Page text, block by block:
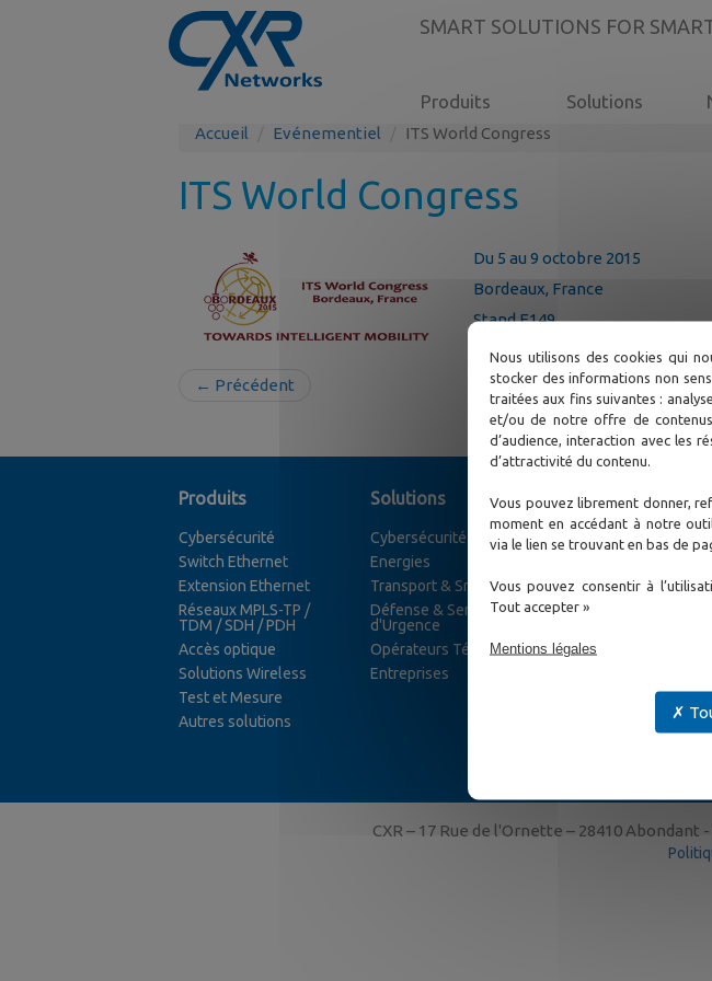
SMART SOLUTIONS FOR
Produits Solutions
Accueil Evénementiel ITS World Congress
ITS World Congress
Du 5 au 9 octobre 2015
Bordeaux, France
Stand E149
← Précédent
Produits
Cybersécurité
Switch Ethernet
Extension Ethernet
Réseaux MPLS-TP /
TDM / SDH / PDH
Accès optique
Solutions Wireless
Test et Mesure
Autres solutions
Solutions
Cybersécurité
Energies
Transport & Smart City
Défense & Services
d'Urgence
Opérateurs Télécoms
Entreprises
News
Evénementiel
Webinaires
CXR – 17 Rue de l'Ornette – 28410 Abondant -
Nous utilisons des cookies qui
stocker des informations non
traitées aux fins suivantes :
et/ou de notre offre de
d’audience, interaction avec les
d’attractivité du contenu.
Vous pouvez librement donner,
moment en accédant à notre
via le lien se trouvant en bas de
Vous pouvez consentir à
Tout accepter »
Mentions légales